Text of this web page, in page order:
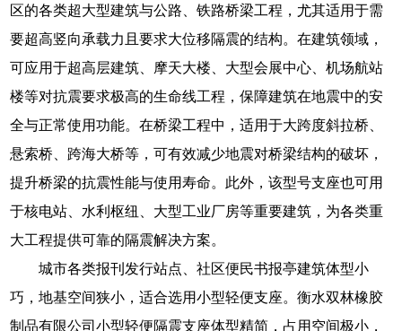
区的各类超大型建筑与公路、铁路桥梁工程，尤其适用于需
要超高竖向承载力且要求大位移隔震的结构。在建筑领域，
可应用于超高层建筑、摩天大楼、大型会展中心、机场航站
楼等对抗震要求极高的生命线工程，保障建筑在地震中的安
全与正常使用功能。在桥梁工程中，适用于大跨度斜拉桥、
悬索桥、跨海大桥等，可有效减少地震对桥梁结构的破坏，
提升桥梁的抗震性能与使用寿命。此外，该型号支座也可用
于核电站、水利枢纽、大型工业厂房等重要建筑，为各类重
大工程提供可靠的隔震解决方案。
城市各类报刊发行站点、社区便民书报亭建筑体型小
巧，地基空间狭小，适合选用小型轻便支座。衡水双林橡胶
制品有限公司小型轻便隔震支座体型精简，占用空间极小，